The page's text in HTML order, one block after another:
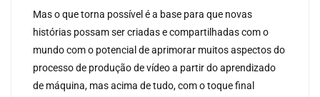
Mas o que torna possível é a base para que novas
histórias possam ser criadas e compartilhadas com o
mundo com o potencial de aprimorar muitos aspectos do
processo de produção de vídeo a partir do aprendizado
de máquina, mas acima de tudo, com o toque final